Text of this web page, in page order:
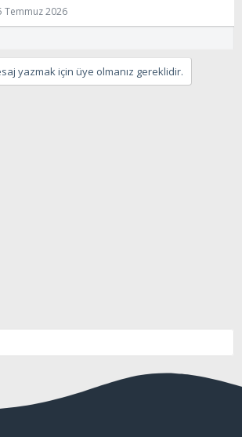
t
t
Temmuz 2026
yazmak için üye olmanız gereklidir.